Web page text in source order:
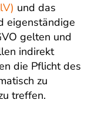
und das
eigenständige
gelten und
indirekt
die Pflicht des
zu
treffen.